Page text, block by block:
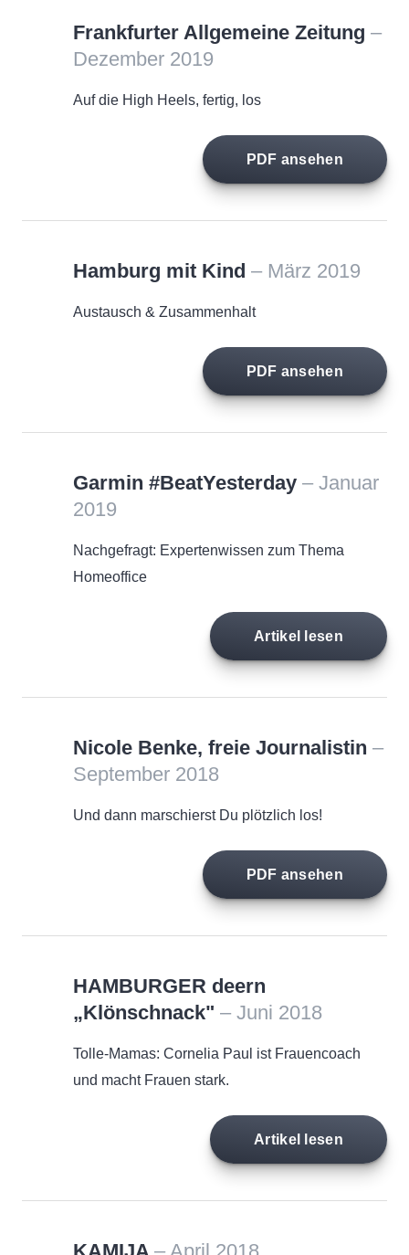
Frankfurter Allgemeine Zeitung –
Dezember 2019
Auf die High Heels, fertig, los
PDF ansehen
Hamburg mit Kind – März 2019
Austausch & Zusammenhalt
PDF ansehen
Garmin #BeatYesterday – Januar
2019
Nachgefragt: Expertenwissen zum Thema
Homeoffice
Artikel lesen
Nicole Benke, freie Journalistin –
September 2018
Und dann marschierst Du plötzlich los!
PDF ansehen
HAMBURGER deern
„Klönschnack" – Juni 2018
Tolle-Mamas: Cornelia Paul ist Frauencoach
und macht Frauen stark.
Artikel lesen